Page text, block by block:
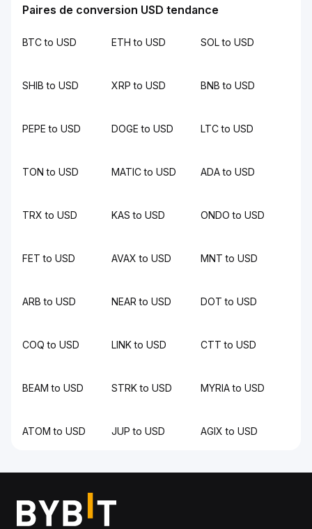
Paires de conversion USD tendance
BTC to USD ETH to USD SOL to USD
SHIB to USD XRP to USD BNB to USD
PEPE to USD DOGE to USD LTC to USD
TON to USD MATIC to USD ADA to USD
TRX to USD KAS to USD ONDO to USD
FET to USD AVAX to USD MNT to USD
ARB to USD NEAR to USD DOT to USD
COQ to USD LINK to USD CTT to USD
BEAM to USD STRK to USD MYRIA to USD
ATOM to USD JUP to USD AGIX to USD